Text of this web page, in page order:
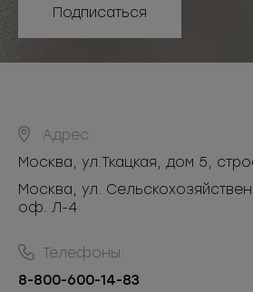
Подписаться
Адрес:
Москва, ул.Ткацкая, дом 5,
Москва, ул.
оф. Л-4
Телефоны:
8-800-600-14-83